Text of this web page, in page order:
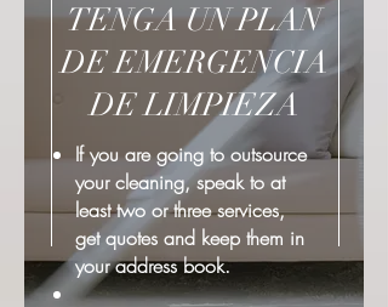
TENGA UN PLAN
DE EMERGENCIA
DE LIMPIEZA
If you are going to outsource
your cleaning, speak to at
least two or three services,
get quotes and keep them in
your address book.